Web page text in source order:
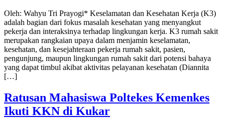
Oleh: Wahyu Tri Prayogi* Keselamatan dan Kesehatan Kerja (K3)
adalah bagian dari fokus masalah kesehatan yang menyangkut
pekerja dan interaksinya terhadap lingkungan kerja. K3 rumah sakit
merupakan rangkaian upaya dalam menjamin keselamatan,
kesehatan, dan kesejahteraan pekerja rumah sakit, pasien,
pengunjung, maupun lingkungan rumah sakit dari potensi bahaya
yang dapat timbul akibat aktivitas pelayanan kesehatan (Diannita
[…]
Ratusan Mahasiswa Poltekes Kemenkes
Ikuti KKN di Kukar